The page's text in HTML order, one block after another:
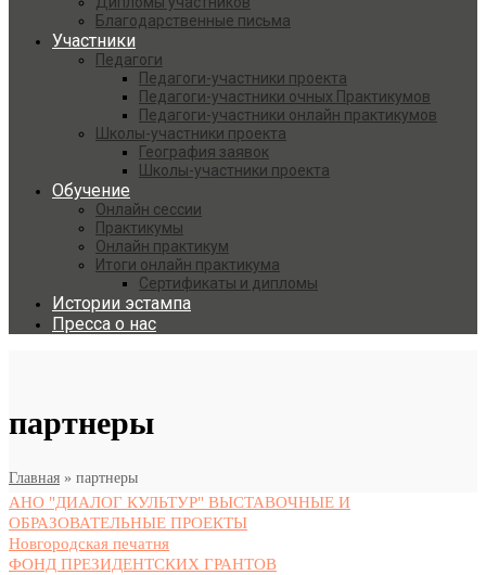
Благодарственные письма
Участники
Педагоги
Педагоги-участники проекта
Педагоги-участники очных Практикумов
Педагоги-участники онлайн практикумов
Школы-участники проекта
География заявок
Школы-участники проекта
Обучение
Онлайн сессии
Практикумы
Онлайн практикум
Итоги онлайн практикума
Сертификаты и дипломы
Истории эстампа
Пресса о нас
партнеры
Главная » партнеры
АНО "ДИАЛОГ КУЛЬТУР" ВЫСТАВОЧНЫЕ И
ОБРАЗОВАТЕЛЬНЫЕ ПРОЕКТЫ
Новгородская печатня
ФОНД ПРЕЗИДЕНТСКИХ ГРАНТОВ